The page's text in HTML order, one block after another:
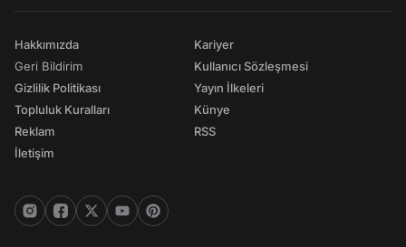
Hakkımızda
Geri Bildirim
Gizlilik Politikası
Topluluk Kuralları
Reklam
İletişim
Kariyer
Kullanıcı Sözleşmesi
Yayın İlkeleri
Künye
RSS